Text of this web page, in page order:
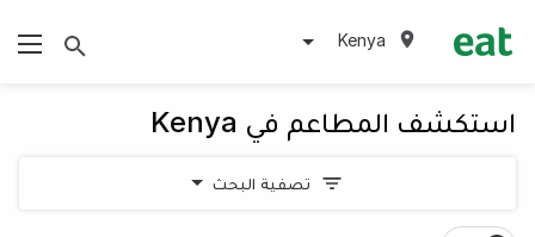
Kenya
استكشف المطاعم في Kenya
تصفية البحث